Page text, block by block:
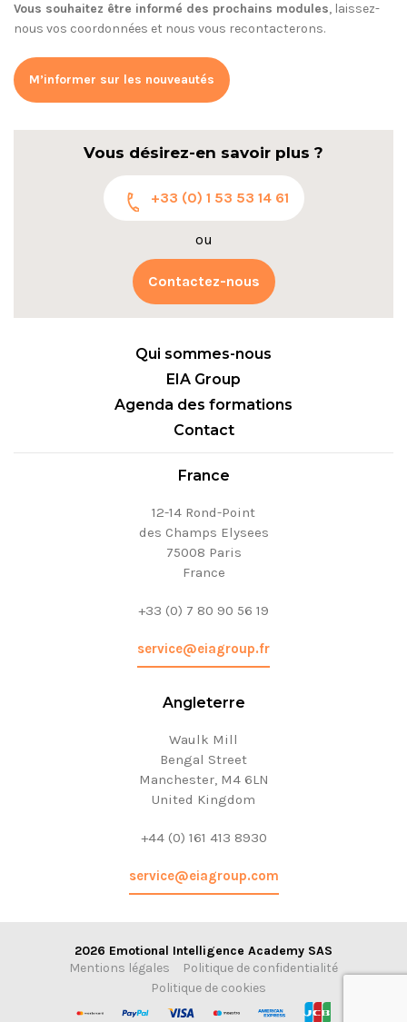
Vous souhaitez être informé des prochains modules, laissez-
nous vos coordonnées et nous vous recontacterons.
M’informer sur les nouveautés
Vous désirez-en savoir plus ?
+33 (0) 1 53 53 14 61
ou
Contactez-nous
Qui sommes-nous
EIA Group
Agenda des formations
Contact
France
12-14 Rond-Point
des Champs Elysees
75008 Paris
France
+33 (0) 7 80 90 56 19
service@eiagroup.fr
Angleterre
Waulk Mill
Bengal Street
Manchester, M4 6LN
United Kingdom
+44 (0) 161 413 8930
service@eiagroup.com
2026 Emotional Intelligence Academy SAS
Mentions légales
Politique de confidentialité
Politique de cookies